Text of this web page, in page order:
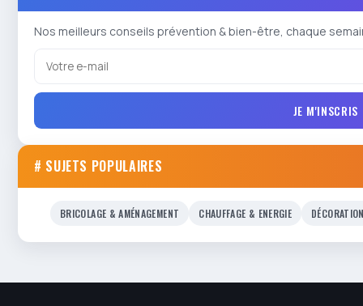
Nos meilleurs conseils prévention & bien-être, chaque
JE M'INSCRIS
# SUJETS POPULAIRES
BRICOLAGE & AMÉNAGEMENT CHAUFFAGE & ENERGIE